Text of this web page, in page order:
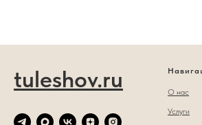
tuleshov.ru
О нас
Услуги